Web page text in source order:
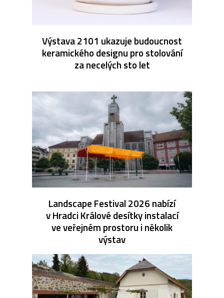
Výstava 2101 ukazuje budoucnost
keramického designu pro stolování
za necelých sto let
Landscape Festival 2026 nabízí
v Hradci Králové desítky instalací
ve veřejném prostoru i několik
výstav